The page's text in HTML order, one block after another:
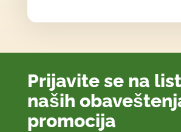
Prijavite se na
naših
promocija